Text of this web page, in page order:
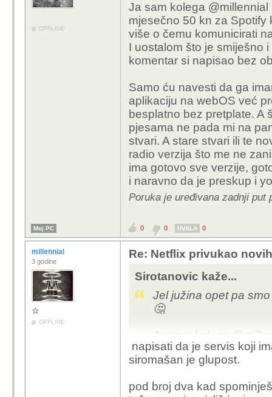
OFFLINE
Ja sam kolega
mjesečno 50 kn za
više o čemu komunicirati
I uostalom što je smiješno
komentar si napisao bez
Samo ću navesti da ga
aplikaciju na webOS već
besplatno bez pretplate. A
pjesama ne pada mi na
stvari. A stare stvari ili te
radio verzija što me ne
ima gotovo sve verzije,
i naravno da je preskup i
Poruka je uređivana zadnji put
Moj PC 0 0 HVALA 0
millennial
3 godine
OFFLINE
Re: Netflix privukao
Sirotanovic kaže...
Jel južina opet pa
🤔
Ja sam kolega
puno dati mjesečno
onda nemamo više o
bezobrazan
napisati da je servis koji
siromašan je glupost.
pod broj dva kad